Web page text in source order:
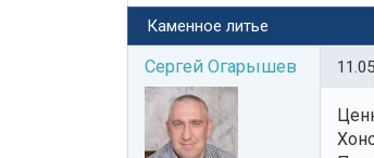
Каменное литье
Сергей Огарышев